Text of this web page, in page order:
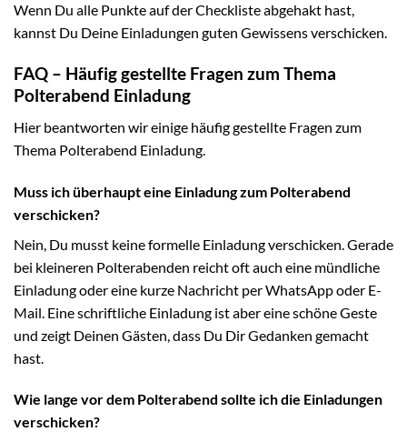
Wenn Du alle Punkte auf der Checkliste abgehakt hast,
kannst Du Deine Einladungen guten Gewissens verschicken.
FAQ – Häufig gestellte Fragen zum Thema
Polterabend Einladung
Hier beantworten wir einige häufig gestellte Fragen zum
Thema Polterabend Einladung.
Muss ich überhaupt eine Einladung zum Polterabend
verschicken?
Nein, Du musst keine formelle Einladung verschicken. Gerade
bei kleineren Polterabenden reicht oft auch eine mündliche
Einladung oder eine kurze Nachricht per WhatsApp oder E-
Mail. Eine schriftliche Einladung ist aber eine schöne Geste
und zeigt Deinen Gästen, dass Du Dir Gedanken gemacht
hast.
Wie lange vor dem Polterabend sollte ich die Einladungen
verschicken?